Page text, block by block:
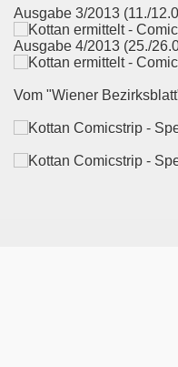
Ausgabe 3/2013 (11./
Ausgabe 4/2013 (25./
Vom "Wiener